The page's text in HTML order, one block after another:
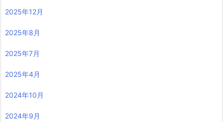
2025年12月
2025年8月
2025年7月
2025年4月
2024年10月
2024年9月